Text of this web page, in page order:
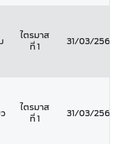
ไตรมาส
ที่ 1
31/03/2567
ไตรมาส
ที่ 1
31/03/2567